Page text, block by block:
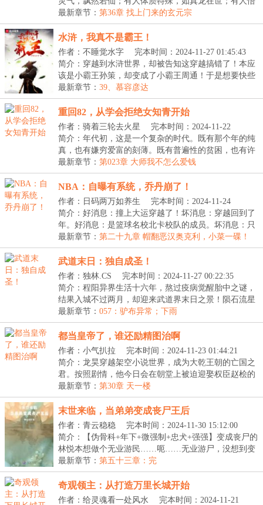
性...
最新章节： 第36章 找上门来的玄元宗
水浒，我真不是霸王！
作者：不睡觉水字
完本时间：2024-11-27 01:45:43
简介：穿越到水浒世界，却被告知这穿越搞错了！本应
该是小霸王孙策，却变成了小霸王周通！于是想要快些
得...
最新章节： 39、慕容彦达
重回82，从学会拒绝女知青开始
作者：骑着三轮去火星
完本时间：2024-11-22
09:00:15
简介：年代初，这是一个复杂的时代。既有那个年的纯
真，也有嫌穷爱富的刻薄。既有普遍性的贫困，也有许
多...
最新章节： 第023章 大师我不怎么爱钱
NBA：自曝有系统，乔丹崩了！
作者：日码两万如养生
完本时间：2024-11-24
11:12:38
简介：好消息：撞上大运穿越了！坏消息：穿越回到了
年。好消息：是篮球名校北卡校队的成员。坏消息：只
是...
最新章节： 第二十九章 帽翻恶汉奥克利，小菜一碟！
（求追读）
武道末日：独自成圣！
作者：独林.CS
完本时间：2024-11-27 00:22:35
简介：程阳异界生活十六年，熬过疫病觉醒胎中之谜，
结果入城不过两月，却迎来武道界末日之景！陨石流星
的...
最新章节： 057：驴布异常；下雨
都当皇帝了，谁还励精图治啊
作者：小气扒拉
完本时间：2024-11-23 01:44:21
简介：龙昊穿越架空小说世界，成为大乾王朝的亡国之
君。按照剧情，他今日会在朝堂上被迫迎娶权臣赵桧的
女...
最新章节： 第30章 天一楼
末世来临，当弟弟变成丧尸王后
作者：青云稳稳
完本时间：2024-11-30 15:12:00
简介：【伪骨科+年下+微强制+忠犬+强强】变成丧尸的
林悦本想做个无业游民……呃……无业游尸，没想到变
成...
最新章节： 第五十三章：完
奇观领主：从打造万里长城开始
作者：给灵魂看一处风水
完本时间：2024-11-21